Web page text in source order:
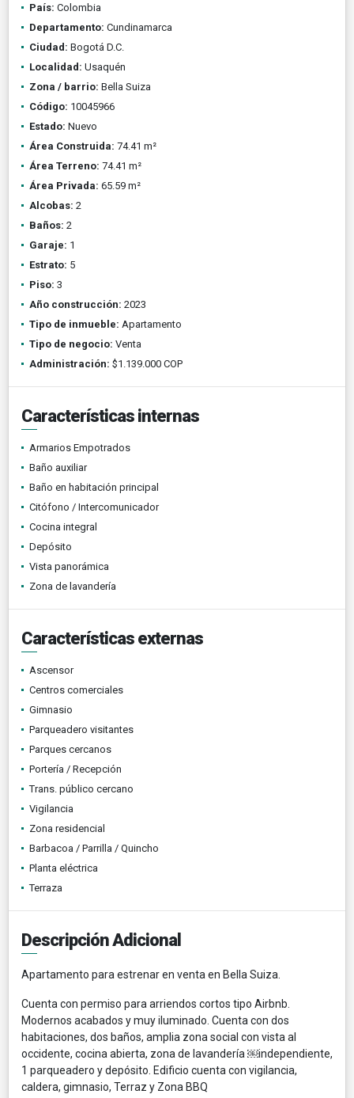
País: Colombia
Departamento: Cundinamarca
Ciudad: Bogotá D.C.
Localidad: Usaquén
Zona / barrio: Bella Suiza
Código: 10045966
Estado: Nuevo
Área Construida: 74.41 m²
Área Terreno: 74.41 m²
Área Privada: 65.59 m²
Alcobas: 2
Baños: 2
Garaje: 1
Estrato: 5
Piso: 3
Año construcción: 2023
Tipo de inmueble: Apartamento
Tipo de negocio: Venta
Administración: $1.139.000 COP
Características internas
Armarios Empotrados
Baño auxiliar
Baño en habitación principal
Citófono / Intercomunicador
Cocina integral
Depósito
Vista panorámica
Zona de lavandería
Características externas
Ascensor
Centros comerciales
Gimnasio
Parqueadero visitantes
Parques cercanos
Portería / Recepción
Trans. público cercano
Vigilancia
Zona residencial
Barbacoa / Parrilla / Quincho
Planta eléctrica
Terraza
Descripción Adicional
Apartamento para estrenar en venta en Bella Suiza.
Cuenta con permiso para arriendos cortos tipo Airbnb.
Modernos acabados y muy iluminado. Cuenta con dos
habitaciones, dos baños, amplia zona social con vista al
occidente, cocina abierta, zona de lavandería ￼independiente,
1 parqueadero y depósito. Edificio cuenta con vigilancia,
caldera, gimnasio, Terraz y Zona BBQ